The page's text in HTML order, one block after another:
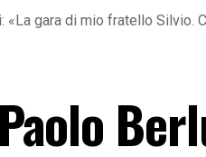
«La gara di mio fratello